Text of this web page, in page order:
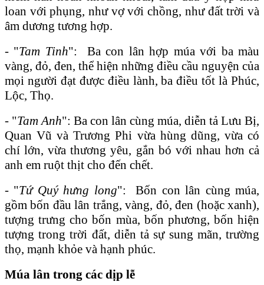
loan với phụng, như vợ với chồng, như đất trời và
âm dương tương hợp.
- "Tam Tinh": Ba con lân hợp múa với ba màu
vàng, đỏ, đen, thể hiện những điều cầu nguyện của
mọi người đạt được điều lành, ba điều tốt là Phúc,
Lộc, Thọ.
- "Tam Anh": Ba con lân cùng múa, diễn tả Lưu Bị,
Quan Vũ và Trương Phi vừa hùng dũng, vừa có
chí lớn, vừa thương yêu, gắn bó với nhau hơn cả
anh em ruột thịt cho đến chết.
- "Tứ Quý hưng long": Bốn con lân cùng múa,
gồm bốn đầu lân trắng, vàng, đỏ, đen (hoặc xanh),
tượng trưng cho bốn mùa, bốn phương, bốn hiện
tượng trong trời đất, diễn tả sự sung mãn, trường
thọ, mạnh khỏe và hạnh phúc.
Múa lân trong các dịp lễ